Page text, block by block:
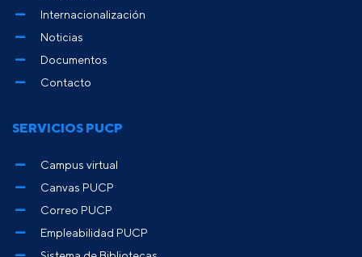
Internacionalización
Noticias
Documentos
Contacto
SERVICIOS PUCP
Campus virtual
Canvas PUCP
Correo PUCP
Empleabilidad PUCP